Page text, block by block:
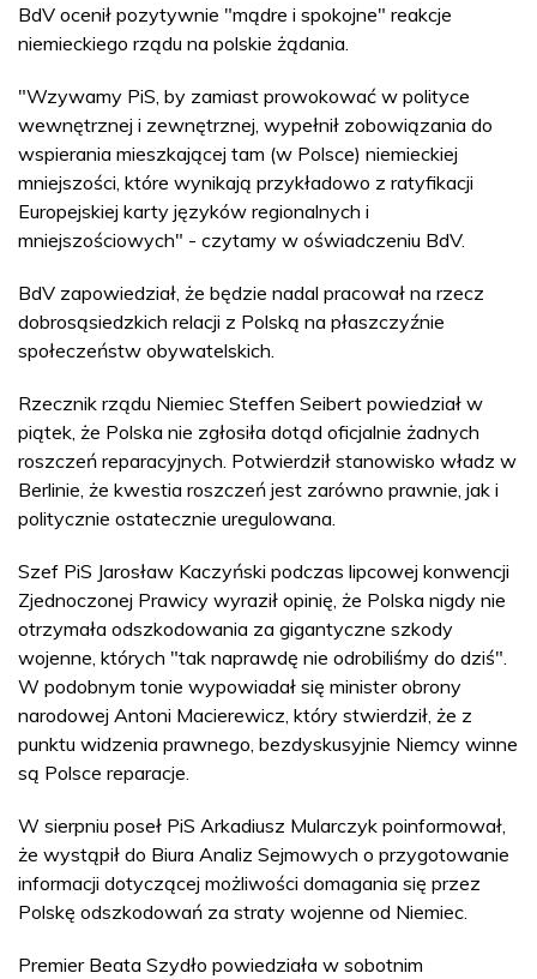
BdV ocenił pozytywnie "mądre i spokojne" reakcje
niemieckiego rządu na polskie żądania.
"Wzywamy PiS, by zamiast prowokować w polityce
wewnętrznej i zewnętrznej, wypełnił zobowiązania do
wspierania mieszkającej tam (w Polsce) niemieckiej
mniejszości, które wynikają przykładowo z ratyfikacji
Europejskiej karty języków regionalnych i
mniejszościowych" - czytamy w oświadczeniu BdV.
BdV zapowiedział, że będzie nadal pracował na rzecz
dobrosąsiedzkich relacji z Polską na płaszczyźnie
społeczeństw obywatelskich.
Rzecznik rządu Niemiec Steffen Seibert powiedział w
piątek, że Polska nie zgłosiła dotąd oficjalnie żadnych
roszczeń reparacyjnych. Potwierdził stanowisko władz w
Berlinie, że kwestia roszczeń jest zarówno prawnie, jak i
politycznie ostatecznie uregulowana.
Szef PiS Jarosław Kaczyński podczas lipcowej konwencji
Zjednoczonej Prawicy wyraził opinię, że Polska nigdy nie
otrzymała odszkodowania za gigantyczne szkody
wojenne, których "tak naprawdę nie odrobiliśmy do dziś".
W podobnym tonie wypowiadał się minister obrony
narodowej Antoni Macierewicz, który stwierdził, że z
punktu widzenia prawnego, bezdyskusyjnie Niemcy winne
są Polsce reparacje.
W sierpniu poseł PiS Arkadiusz Mularczyk poinformował,
że wystąpił do Biura Analiz Sejmowych o przygotowanie
informacji dotyczącej możliwości domagania się przez
Polskę odszkodowań za straty wojenne od Niemiec.
Premier Beata Szydło powiedziała w sobotnim